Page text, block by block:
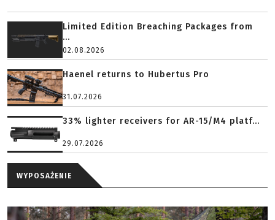
Limited Edition Breaching Packages from
...
02.08.2026
Haenel returns to Hubertus Pro
31.07.2026
33% lighter receivers for AR-15/M4 platf...
29.07.2026
WYPOSAŻENIE